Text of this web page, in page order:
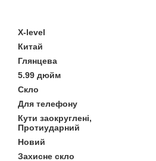
X-level
Китай
Глянцева
5.99 дюйм
Скло
Для телефону
Кути заокруглені,
Протиударний
Новий
Захисне скло